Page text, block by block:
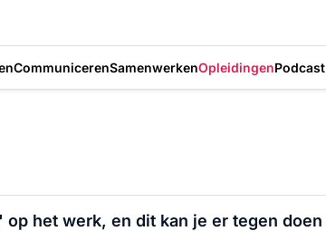
CommunicerenSamenwerkenOpleidingenPodcast
het werk, en dit kan je er tegen doen